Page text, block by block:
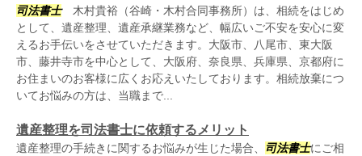
司法書士木村貴裕（谷崎・木村合同事務所）は、相続をはじめ
として、遺産整理、遺産承継業務など、幅広いご不安を安心に変
えるお手伝いをさせていただきます。大阪市、八尾市、東大阪
市、藤井寺市を中心として、大阪府、奈良県、兵庫県、京都府に
お住まいのお客様に広くお応えいたしております。相続放棄につ
いてお悩みの方は、当職まで...
遺産整理を司法書士に依頼するメリット
遺産整理の手続きに関するお悩みが生じた場合、 司法書士にご相